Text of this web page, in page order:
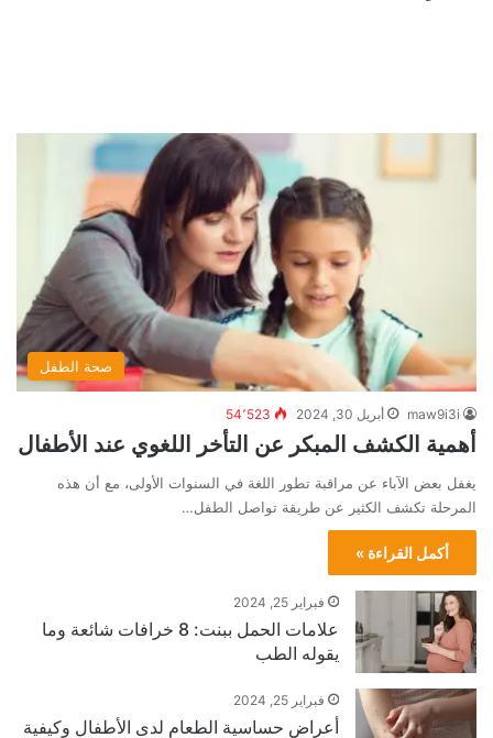
صحة الطفل
maw9i3i أبريل 30, 2024 54٬523
أهمية الكشف المبكر عن التأخر اللغوي عند الأطفال
يغفل بعض الآباء عن مراقبة تطور اللغة في السنوات الأولى، مع أن هذه
المرحلة تكشف الكثير عن طريقة تواصل الطفل…
أكمل القراءة »
فبراير 25, 2024
علامات الحمل ببنت: 8 خرافات شائعة وما
يقوله الطب
فبراير 25, 2024
أعراض حساسية الطعام لدى الأطفال وكيفية